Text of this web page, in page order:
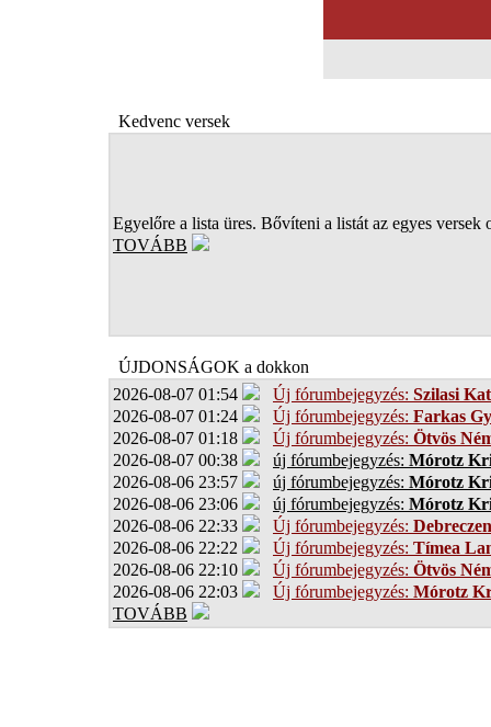
Kedvenc versek
Egyelőre a lista üres. Bővíteni a listát az egyes versek
TOVÁBB
ÚJDONSÁGOK a dokkon
2026-08-07 01:54
Új fórumbejegyzés: Szilasi
2026-08-07 01:24
Új fórumbejegyzés: Farkas
2026-08-07 01:18
Új fórumbejegyzés: Ötvös
2026-08-07 00:38
új fórumbejegyzés: Mórotz
2026-08-06 23:57
új fórumbejegyzés: Mórotz
2026-08-06 23:06
új fórumbejegyzés: Mórotz
2026-08-06 22:33
Új fórumbejegyzés:
2026-08-06 22:22
Új fórumbejegyzés: Tímea
2026-08-06 22:10
Új fórumbejegyzés: Ötvös
2026-08-06 22:03
Új fórumbejegyzés: Mórotz
TOVÁBB